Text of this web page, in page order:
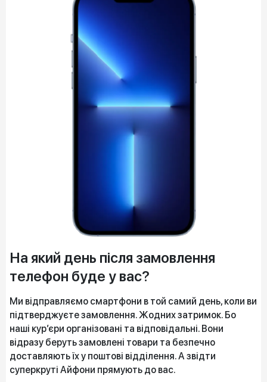
На який день після замовлення
телефон буде у вас?
Ми відправляємо смартфони в той самий день, коли ви
підтверджуєте замовлення. Жодних затримок. Бо
наші кур’єри організовані та відповідальні. Вони
відразу беруть замовлені товари та безпечно
доставляють їх у поштові відділення. А звідти
суперкруті Айфони прямують до вас.